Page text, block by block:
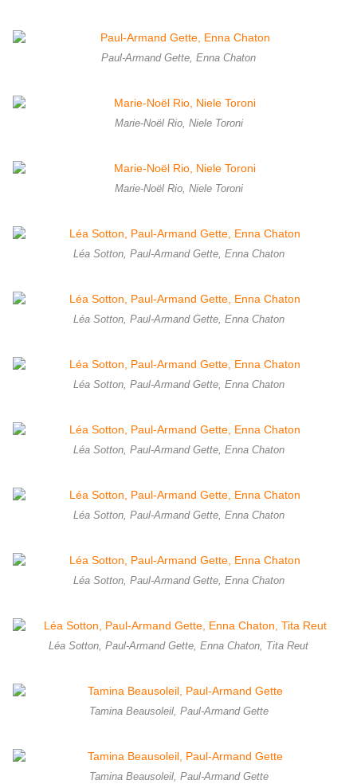
Paul-Armand Gette, Enna Chaton
Marie-Noël Rio, Niele Toroni
Marie-Noël Rio, Niele Toroni
Léa Sotton, Paul-Armand Gette, Enna Chaton
Léa Sotton, Paul-Armand Gette, Enna Chaton
Léa Sotton, Paul-Armand Gette, Enna Chaton
Léa Sotton, Paul-Armand Gette, Enna Chaton
Léa Sotton, Paul-Armand Gette, Enna Chaton
Léa Sotton, Paul-Armand Gette, Enna Chaton
Léa Sotton, Paul-Armand Gette, Enna Chaton, Tita Reut
Tamina Beausoleil, Paul-Armand Gette
Tamina Beausoleil, Paul-Armand Gette